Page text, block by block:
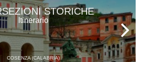
STORICHE
Itinerario
COSENZA (CALABRIA)